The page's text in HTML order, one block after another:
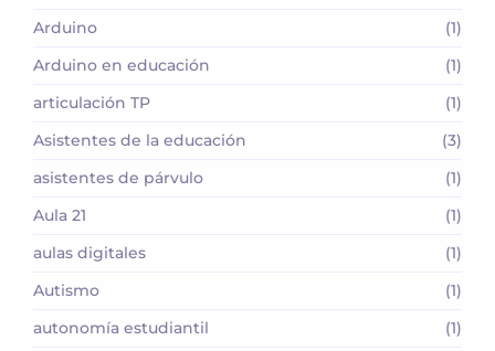
Arduino
(1)
Arduino en educación
(1)
articulación TP
(1)
Asistentes de la educación
(3)
asistentes de párvulo
(1)
Aula 21
(1)
aulas digitales
(1)
Autismo
(1)
autonomía estudiantil
(1)